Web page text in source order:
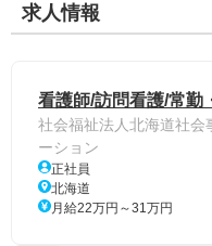
求人情報
看護師/訪問看護/常勤
社会福祉法人北海道社会
ーション
正社員
北海道
月給22万円～31万円